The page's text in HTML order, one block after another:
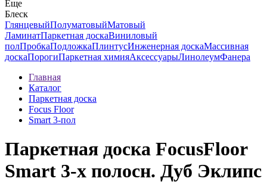
Еще
Блеск
ГлянцевыйПолуматовыйМатовый
ЛаминатПаркетная доскаВиниловый
полПробкаПодложкаПлинтусИнженерная доскаМассивная
доскаПорогиПаркетная химияАксессуарыЛинолеумФанера
Главная
Каталог
Паркетная доска
Focus Floor
Smart 3-пол
Паркетная доска FocusFloor
Smart 3-х полосн. Дуб Эклипс